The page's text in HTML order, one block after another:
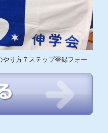
り方７ステップ登録フォー